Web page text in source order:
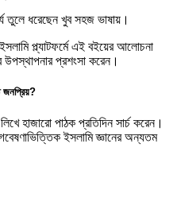
তুলে ধরেছেন খুব সহজ ভাষায়।
প্ল্যাটফর্মে এই বইয়ের আলোচনা
উপস্থাপনার প্রশংসা করেন।
হাজারো পাঠক প্রতিদিন সার্চ করেন।
ইসলামি জ্ঞানের অন্যতম